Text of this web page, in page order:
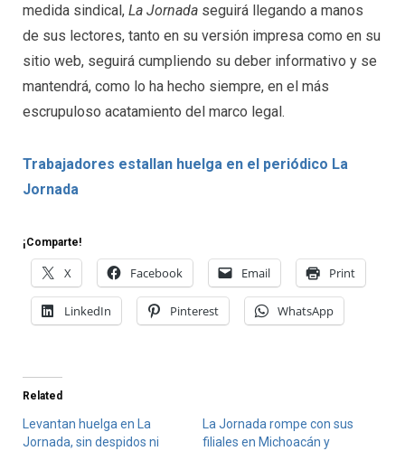
medida sindical, La Jornada seguirá llegando a manos
de sus lectores, tanto en su versión impresa como en su
sitio web, seguirá cumpliendo su deber informativo y se
mantendrá, como lo ha hecho siempre, en el más
escrupuloso acatamiento del marco legal.
Trabajadores estallan huelga en el periódico La
Jornada
¡Comparte!
X Facebook Email Print
LinkedIn Pinterest WhatsApp
Related
Levantan huelga en La
Jornada, sin despidos ni
La Jornada rompe con sus
filiales en Michoacán y